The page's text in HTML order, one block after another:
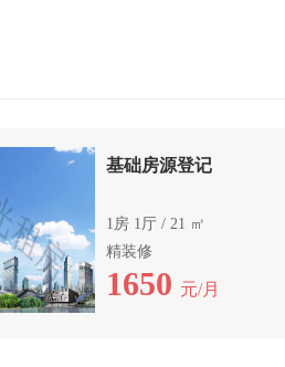
基础房源登记
1房 1厅 / 21 ㎡
精装修
1650 元/月